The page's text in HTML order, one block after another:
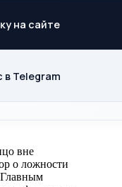
на сайте
в Telegram
вне
о ложности